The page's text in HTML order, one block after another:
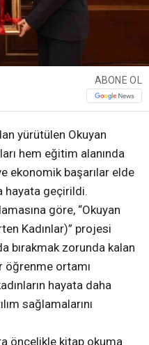
ABONE OL
yürütülen Okuyan
hem eğitim alanında
ekonomik başarılar elde
hayata geçirildi.
göre, “Okuyan
Kadınlar)” projesi
bırakmak zorunda kalan
öğrenme ortamı
hayata daha
sağlamalarını
öncelikle kitap okuma